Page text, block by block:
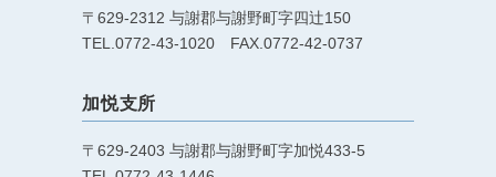
〒629-2312 与謝郡与謝野町字四辻150
TEL.0772-43-1020 FAX.0772-42-0737
加悦支所
〒629-2403 与謝郡与謝野町字加悦433-5